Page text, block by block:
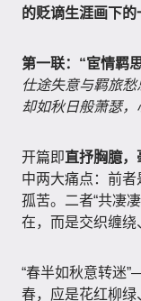
的贬谪生涯画下
第一联：“宦情羁
仕途失意与羁旅愁
却如秋日般萧瑟，
开篇即直抒胸臆，
中两大痛点：前
孤苦。二者“共凄
在，而是交织缠绕
“春半如秋意转迷
春，应是花红柳绿